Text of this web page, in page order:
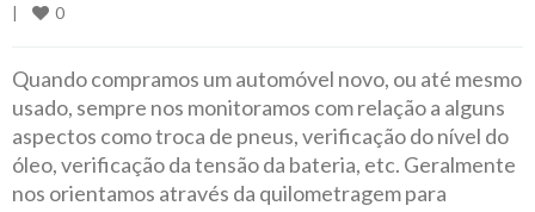
0
Quando compramos um automóvel novo, ou até mesmo
usado, sempre nos monitoramos com relação a alguns
aspectos como troca de pneus, verificação do nível do
óleo, verificação da tensão da bateria, etc. Geralmente
nos orientamos através da quilometragem para